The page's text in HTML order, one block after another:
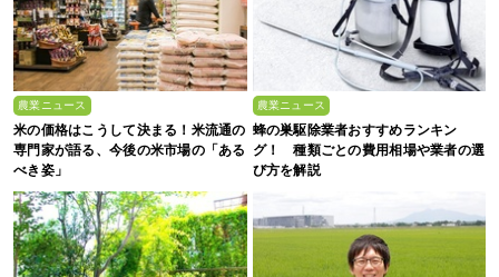
農業ニュース
米の価格はこうして決まる！米流通の
専門家が語る、今後の米市場の「ある
べき姿」
農業ニュース
蜂の巣駆除業者おすすめランキン
グ！ 種類ごとの費用相場や業者の選
び方を解説